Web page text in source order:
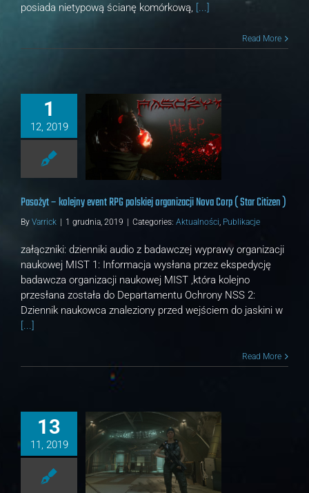
posiada nietypową ścianę komórkową, [...]
Read More
1
12, 2019
event RPG polskiej
Corp ( Star Citizen )
Publikacje
Pasożyt – kolejny event RPG polskiej organizacji Nova Corp ( Star Citizen )
By Varrick | 1 grudnia, 2019 | Categories: Aktualności Publikacje
załączniki: dzienniki audio z badawczej wyprawy organizacji
naukowej MIST 1: Informacja wysłana przez ekspedycję
badawcza organizacji naukowej MIST ,która kolejno
przesłana została do Departamentu Ochrony NSS 2:
Dziennik naukowca znaleziony przed wejściem do jaskini w
[...]
Read More
13
11, 2019
Publikacje